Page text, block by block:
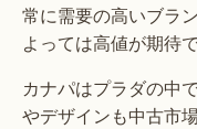
常に需要の高いブラ
よっては高値が期待で
カナパはプラダの中
やデザインも中古市